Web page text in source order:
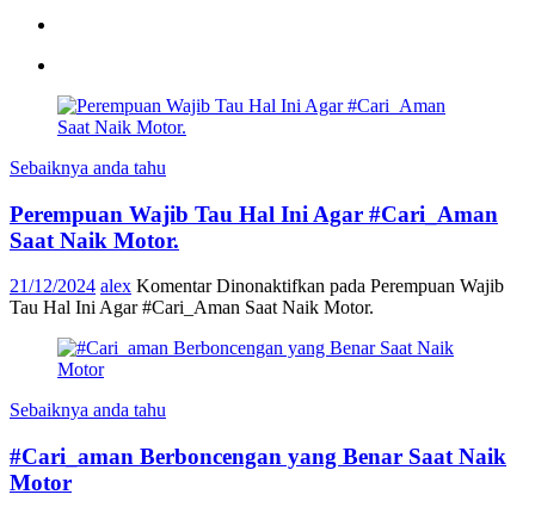
Sebaiknya anda tahu
Perempuan Wajib Tau Hal Ini Agar #Cari_Aman
Saat Naik Motor.
21/12/2024 alex Komentar Dinonaktifkan pada Perempuan Wajib
Tau Hal Ini Agar #Cari_Aman Saat Naik Motor.
Sebaiknya anda tahu
#Cari_aman Berboncengan yang Benar Saat Naik
Motor